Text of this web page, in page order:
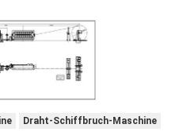
Draht-Schiffbruch-Maschine